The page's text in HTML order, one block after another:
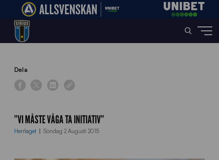
Home»
Dela
”VI MÅSTE VÅGA TA INITIATIV”
Herrlaget Söndag 2 Augusti 2015